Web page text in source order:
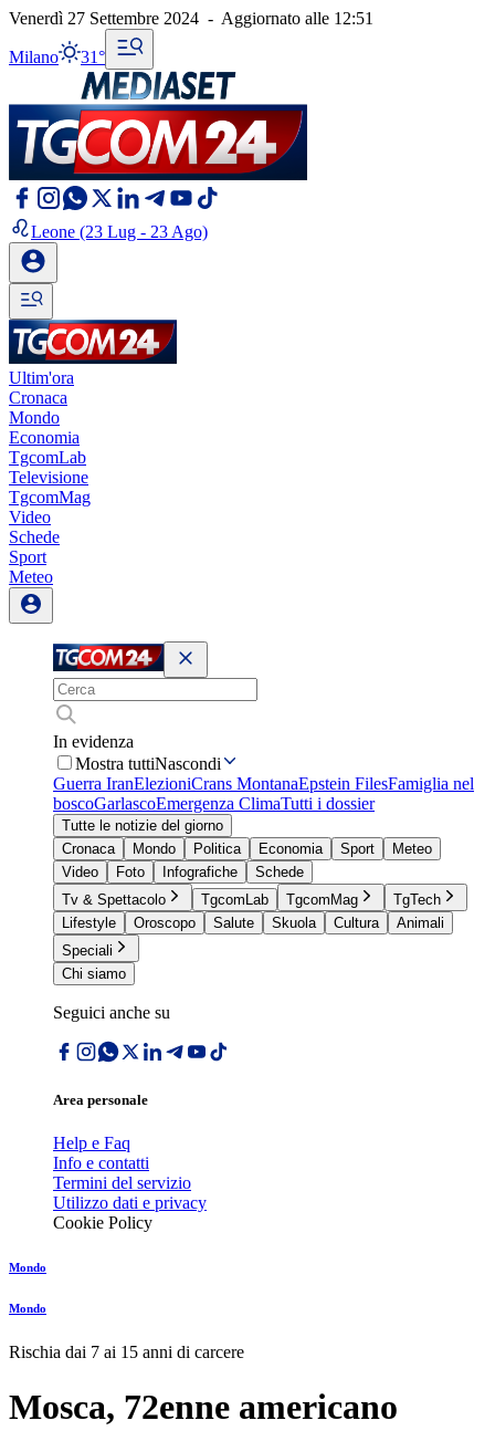
Venerdì 27 Settembre 2024 - Aggiornato alle 12:51
Milano 31°
Leone (23 Lug - 23 Ago)
Ultim'ora
Cronaca
Mondo
Economia
TgcomLab
Televisione
TgcomMag
Video
Schede
Sport
Meteo
In evidenza
Mostra tuttiNascondi
Guerra IranElezioniCrans MontanaEpstein FilesFamiglia nel
boscoGarlascoEmergenza ClimaTutti i dossier
Tutte le notizie del giorno
Cronaca
Mondo Politica Economia Sport
Meteo
Video
Foto Infografiche
Schede
Tv & Spettacolo
TgcomLab TgcomMag
TgTech
Lifestyle
Oroscopo Salute Skuola Cultura
Animali
Speciali
Chi siamo
Seguici anche su
Area personale
Help e Faq
Info e contatti
Termini del servizio
Utilizzo dati e privacy
Cookie Policy
Mondo
Mondo
Rischia dai 7 ai 15 anni di carcere
Mosca, 72enne americano